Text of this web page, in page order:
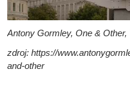
Antony Gormley, One & Other,
zdroj: https://
and-other